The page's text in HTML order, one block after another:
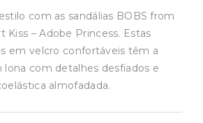
atual
é:
€47.00.
com as sandálias BOBS from
Kiss – Adobe Princess. Estas
em velcro confortáveis têm a
lona com detalhes desfiados e
almofadada.